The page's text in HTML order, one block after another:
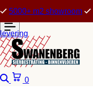
5000+ m2 showroom
levering
Zoeken
0